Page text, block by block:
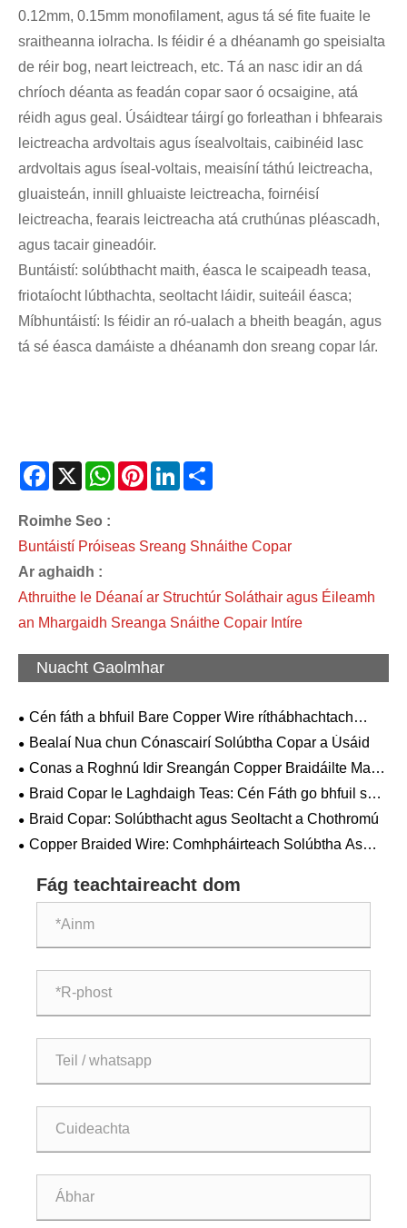
0.12mm, 0.15mm monofilament, agus tá sé fite fuaite le
sraitheanna iolracha. Is féidir é a dhéanamh go speisialta
de réir bog, neart leictreach, etc. Tá an nasc idir an dá
chríoch déanta as feadán copar saor ó ocsaigine, atá
réidh agus geal. Úsáidtear táirgí go forleathan i bhfearais
leictreacha ardvoltais agus ísealvoltais, caibinéid lasc
ardvoltais agus íseal-voltais, meaisíní táthú leictreacha,
gluaisteán, innill ghluaiste leictreacha, foirnéisí
leictreacha, fearais leictreacha atá cruthúnas pléascadh,
agus tacair gineadóir.
Buntáistí: solúbthacht maith, éasca le scaipeadh teasa,
friotaíocht lúbthachta, seoltacht láidir, suiteáil éasca;
Míbhuntáistí: Is féidir an ró-ualach a bheith beagán, agus
tá sé éasca damáiste a dhéanamh don sreang copar lár.
Facebook
X WhatsAppPinterestLinkedIn
Roimhe Seo :
Buntáistí Próiseas Sreang Shnáithe Copar
Ar aghaidh :
Athruithe le Déanaí ar Struchtúr Soláthair agus Éileamh
an Mhargaidh Sreanga Snáithe Copair Intíre
Nuacht Gaolmhar
Cén fáth a bhfuil Bare Copper Wire ríthábhachtach
maidir le Bonneagar Leictreach Nua-Aimseartha agus
Nascacht Ard-Deireadh?
Bealaí Nua chun Cónascairí Solúbtha Copar a Úsáid
Conas a Roghnú Idir Sreangán Copper Braidáilte Maol
agus Babhta?
Braid Copar le Laghdaigh Teas: Cén Fáth go bhfuil sé
Níos Áisiúla？
Braid Copar: Solúbthacht agus Seoltacht a Chothromú
Copper Braided Wire: Comhpháirteach Solúbtha As
Fág teachtaireacht dom